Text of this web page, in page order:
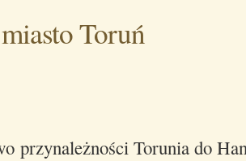
Toruń
przynależności Torunia do